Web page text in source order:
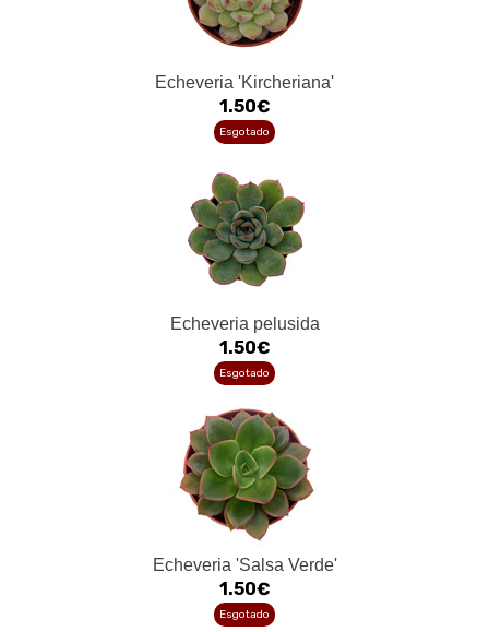
Echeveria 'Kircheriana'
1.50€
Esgotado
Echeveria pelusida
1.50€
Esgotado
Echeveria 'Salsa Verde'
1.50€
Esgotado